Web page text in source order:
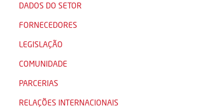
DADOS DO SETOR
FORNECEDORES
LEGISLAÇÃO
COMUNIDADE
PARCERIAS
RELAÇÕES INTERNACIONAIS